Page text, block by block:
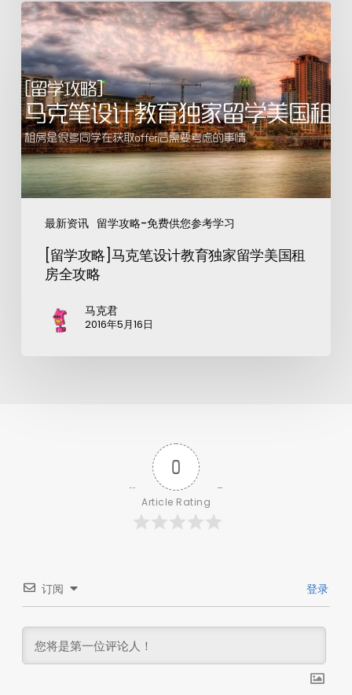
最新资讯 留学攻略-免费供您参考学习
[留学攻略]马克笔设计教育独家留学美国租
房全攻略
马克君
2016年5月16日
0
Article Rating
订阅 登录